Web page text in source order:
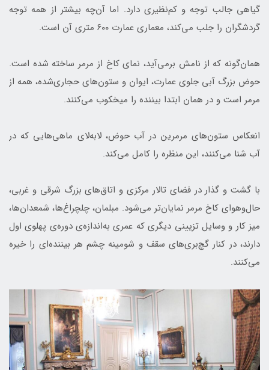
گیاهی جالب توجه و کم‌نظیری دارد. اما آن‌چه بیشتر از همه توجه
گردشگران را جلب می‌کند، معماری عمارت ۶۰۰ متری آن است.
همان‌گونه که از نامش برمی‌آید، نمای کاخ از مرمر ساخته شده است.
حوض بزرگ آبی‌ جلوی عمارت، ایوان و ستون‌های حجاری‌شده، همه از
مرمر است و در همان ابتدا بیننده را میخکوب می‌کنند.
انعکاس ستون‌های مرمرین در آب حوض، لابه‌لای ماهی‌هایی که در
آب شنا می‌کنند، این منظره را کامل می‌کند.
با گشت و گذار در فضای تالار مرکزی و اتاق‌های بزرگ شرقی و غربی،
حال‌وهوای کاخ مرمر نمایان‌تر می‌شود. مبلمان، چلچراغ‌ها، شمعدان‌ها،
میز کار و وسایل تزیینی دیگری که عمری به‌اندازه‌ی دوره‌ی پهلوی اول
دارند، در کنار گچ‌بری‌های سقف و شومینه چشم هر بیننده‌ای را خیره
می‌کنند.